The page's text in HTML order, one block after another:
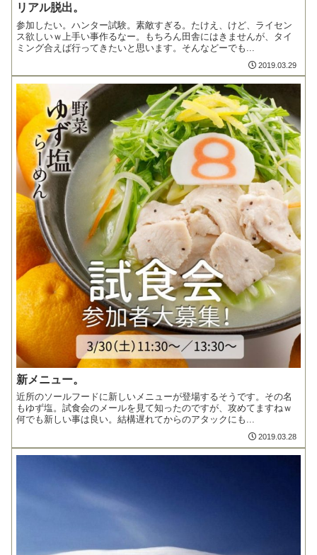
リアル脱出。
参加したい。ハンター試験。素敵すぎる。たけえ、けど、ライセン
ス欲しいｗ上手い事作るなー。もちろん田舎にはきませんが、タイ
ミング合えば行ってきたいと思います。そんなどーでも...
2019.03.29
新メニュー。
近所のソールフードに新しいメニューが登場するそうです。その名
もゆず塩。試食会のメールを見て知ったのですが、攻めてますねｗ
何でも新しい事は良い。結構遅れてからのアタックにも...
2019.03.28